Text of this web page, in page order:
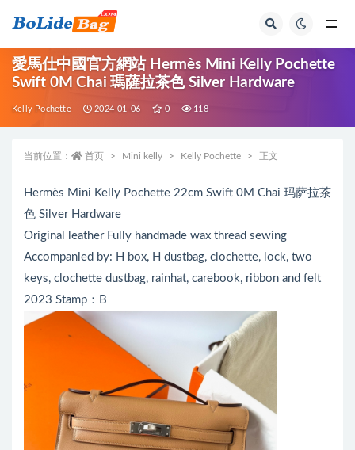
愛馬仕中國官方網站 Hermès Mini Kelly Pochette
Swift 0M Chai 瑪薩拉茶色 Silver Hardware
Kelly Pochette 2024-01-06 0 118
当前位置： 首页 Mini kelly Kelly Pochette 正文
Hermès Mini Kelly Pochette 22cm Swift 0M Chai 玛萨拉茶
色 Silver Hardware
Original leather Fully handmade wax thread sewing
Accompanied by: H box, H dustbag, clochette, lock, two
keys, clochette dustbag, rainhat, carebook, ribbon and felt
2023 Stamp：B